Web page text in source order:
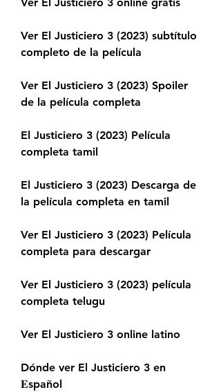
Ver El Justiciero 3 (2023) subtítulo
completo de la película
Ver El Justiciero 3 (2023) Spoiler
de la película completa
El Justiciero 3 (2023) Película
completa tamil
El Justiciero 3 (2023) Descarga de
la película completa en tamil
Ver El Justiciero 3 (2023) Película
completa para descargar
Ver El Justiciero 3 (2023) película
completa telugu
Ver El Justiciero 3 online latino
Dónde ver El Justiciero 3 en
𝐄spañol